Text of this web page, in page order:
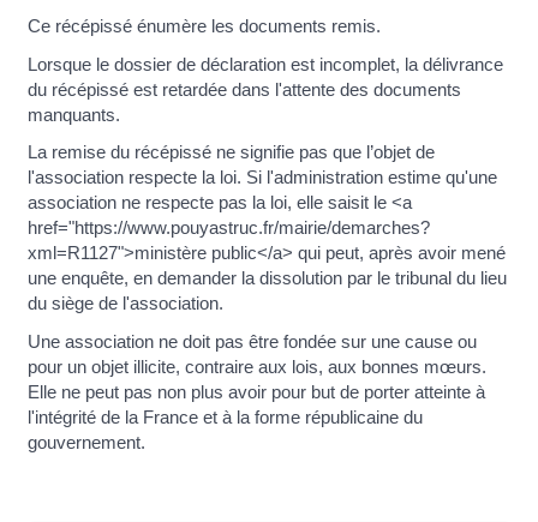
Ce récépissé énumère les documents remis.
Lorsque le dossier de déclaration est incomplet, la délivrance
du récépissé est retardée dans l'attente des documents
manquants.
La remise du récépissé ne signifie pas que l’objet de
l'association respecte la loi. Si l'administration estime qu'une
association ne respecte pas la loi, elle saisit le <a
href="https://www.pouyastruc.fr/mairie/demarches?
xml=R1127">ministère public</a> qui peut, après avoir mené
une enquête, en demander la dissolution par le tribunal du lieu
du siège de l'association.
Une association ne doit pas être fondée sur une cause ou
pour un objet illicite, contraire aux lois, aux bonnes mœurs.
Elle ne peut pas non plus avoir pour but de porter atteinte à
l'intégrité de la France et à la forme républicaine du
gouvernement.